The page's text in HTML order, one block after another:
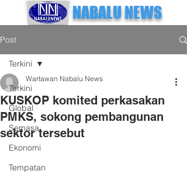
NABALU NEWS
Post
Terkini
Global
Semasa
Ekonomi
Tempatan
Terkini
KUSKOP komited perkasakan
PMKS, sokong pembangunan
sektor tersebut
Wartawan Nabalu News